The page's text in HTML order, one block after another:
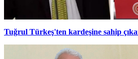
Tuğrul Türkeş'ten kardeşine sahip